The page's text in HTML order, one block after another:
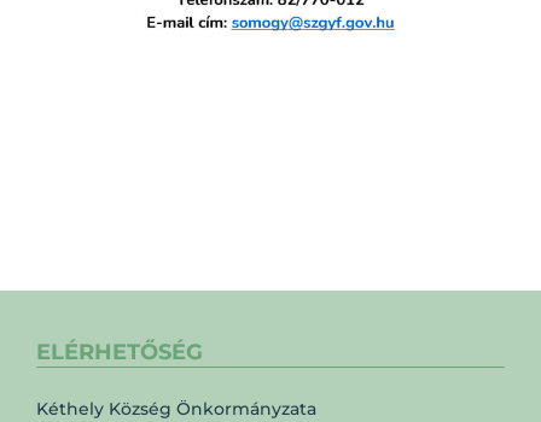
ELÉRHETŐSÉG
Kéthely Község Önkormányzata